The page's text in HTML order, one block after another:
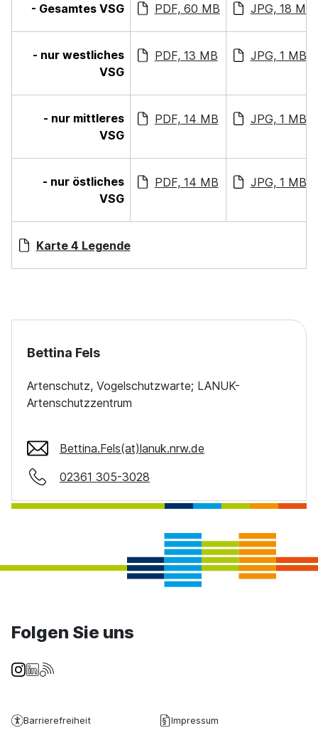
- Gesamtes VSG PDF, 60 MB JPG, 18 MB
- nur westliches
VSG
PDF, 13 MB JPG, 1 MB
- nur mittleres
VSG
PDF, 14 MB JPG, 1 MB
- nur östliches
VSG
PDF, 14 MB JPG, 1 MB
Karte 4 Legende
Bettina Fels
Artenschutz, Vogelschutzwarte; LANUK-
Artenschutzzentrum
Bettina.Fels(at)lanuk.nrw.de
02361 305-3028
Folgen Sie uns
Barrierefreiheit Impressum